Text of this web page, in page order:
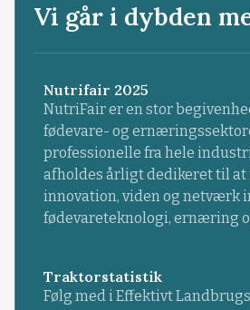
Vi går i dybden
Nutrifair 2025
NutriFair er en stor
fødevare- og
professionelle fra hele
afholdes årligt dedikeret til at
innovation, viden og netværk
fødevareteknologi, ernæring
Traktorstatistik
Følg med i Effektivt